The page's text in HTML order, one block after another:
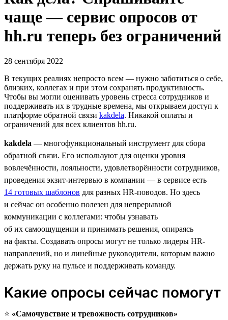
чаще — сервис опросов от
hh.ru теперь без ограничений
28 сентября 2022
В текущих реалиях непросто всем — нужно заботиться о себе,
близких, коллегах и при этом сохранять продуктивность.
Чтобы вы могли оценивать уровень стресса сотрудников и
поддерживать их в трудные времена, мы открываем доступ к
платформе обратной связи kakdela. Никакой оплаты и
ограничений для всех клиентов hh.ru.
kakdela — многофункциональный инструмент для сбора
обратной связи. Его используют для оценки уровня
вовлечённости, лояльности, удовлетворённости сотрудников,
проведения экзит-интервью в компании — в сервисе есть
14 готовых шаблонов для разных HR-поводов. Но здесь
и сейчас он особенно полезен для непрерывной
коммуникации с коллегами: чтобы узнавать
об их самоощущении и принимать решения, опираясь
на факты. Создавать опросы могут не только лидеры HR-
направлений, но и линейные руководители, которым важно
держать руку на пульсе и поддерживать команду.
Какие опросы сейчас помогут
⭐️ «Самочувствие и тревожность сотрудников»